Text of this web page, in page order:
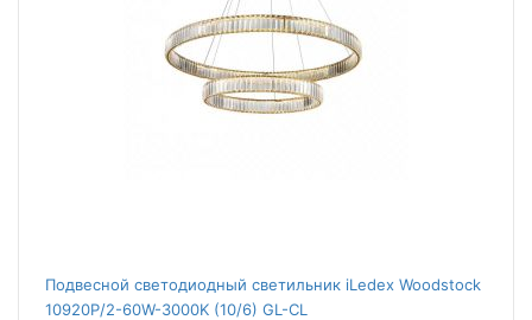
Подвесной светодиодный светильник iLedex Woodstock
10920P/2-60W-3000K (10/6) GL-CL